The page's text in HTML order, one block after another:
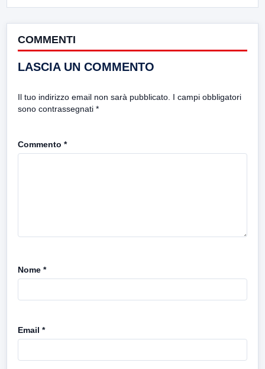
COMMENTI
LASCIA UN COMMENTO
Il tuo indirizzo email non sarà pubblicato. I campi obbligatori
sono contrassegnati *
Commento *
Nome *
Email *